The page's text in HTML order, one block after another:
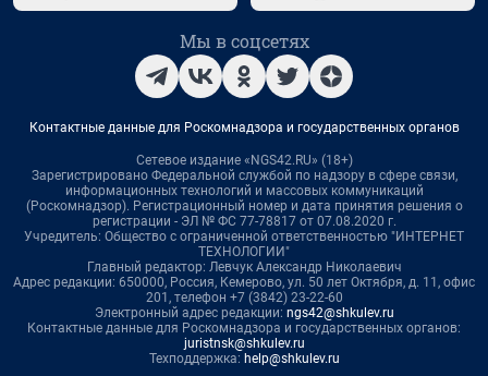
Мы в соцсетях
Контактные данные для Роскомнадзора и государственных органов
Сетевое издание «NGS42.RU» (18+)
Зарегистрировано Федеральной службой по надзору в сфере связи,
информационных технологий и массовых коммуникаций
(Роскомнадзор). Регистрационный номер и дата принятия решения о
регистрации - ЭЛ № ФС 77-78817 от 07.08.2020 г.
Учредитель: Общество с ограниченной ответственностью "ИНТЕРНЕТ
ТЕХНОЛОГИИ"
Главный редактор: Левчук Александр Николаевич
Адрес редакции: 650000, Россия, Кемерово, ул. 50 лет Октября, д. 11, офис
201, телефон +7 (3842) 23-22-60
Электронный адрес редакции: ngs42@shkulev.ru
Контактные данные для Роскомнадзора и государственных органов:
juristnsk@shkulev.ru
Техподдержка: help@shkulev.ru